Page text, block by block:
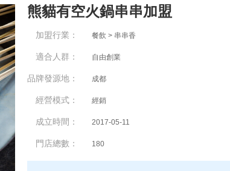
熊貓有空火鍋串串加盟
加盟行業： 餐飲 > 串串香
適合人群： 自由創業
品牌發源地： 成都
經營模式： 經銷
成立時間： 2017-05-11
門店總數： 180